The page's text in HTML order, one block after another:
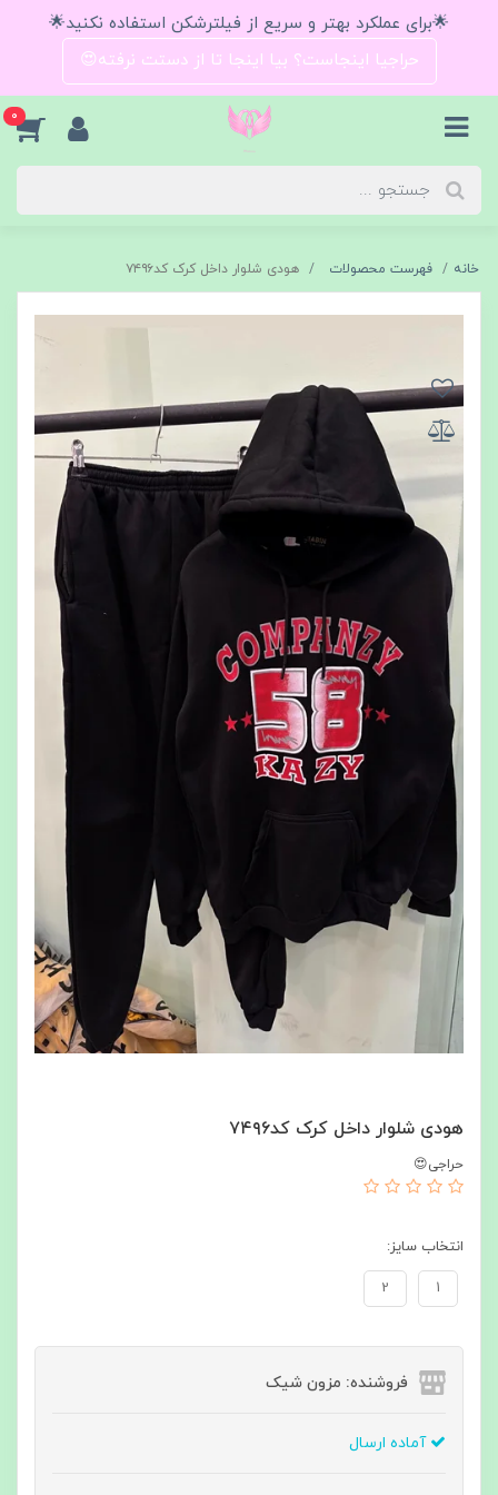
🌟برای عملکرد بهتر و سریع از فیلترشکن استفاده نکنید🌟
حراجیا اینجاست؟ بیا اینجا تا از دستت نرفته😍
0
خانه فهرست محصولات هودی شلوار داخل کرک کد۷۴۹۶
هودی شلوار داخل کرک کد۷۴۹۶
حراجی😍
انتخاب سایز:
1
2
فروشنده: مزون شیک
آماده ارسال